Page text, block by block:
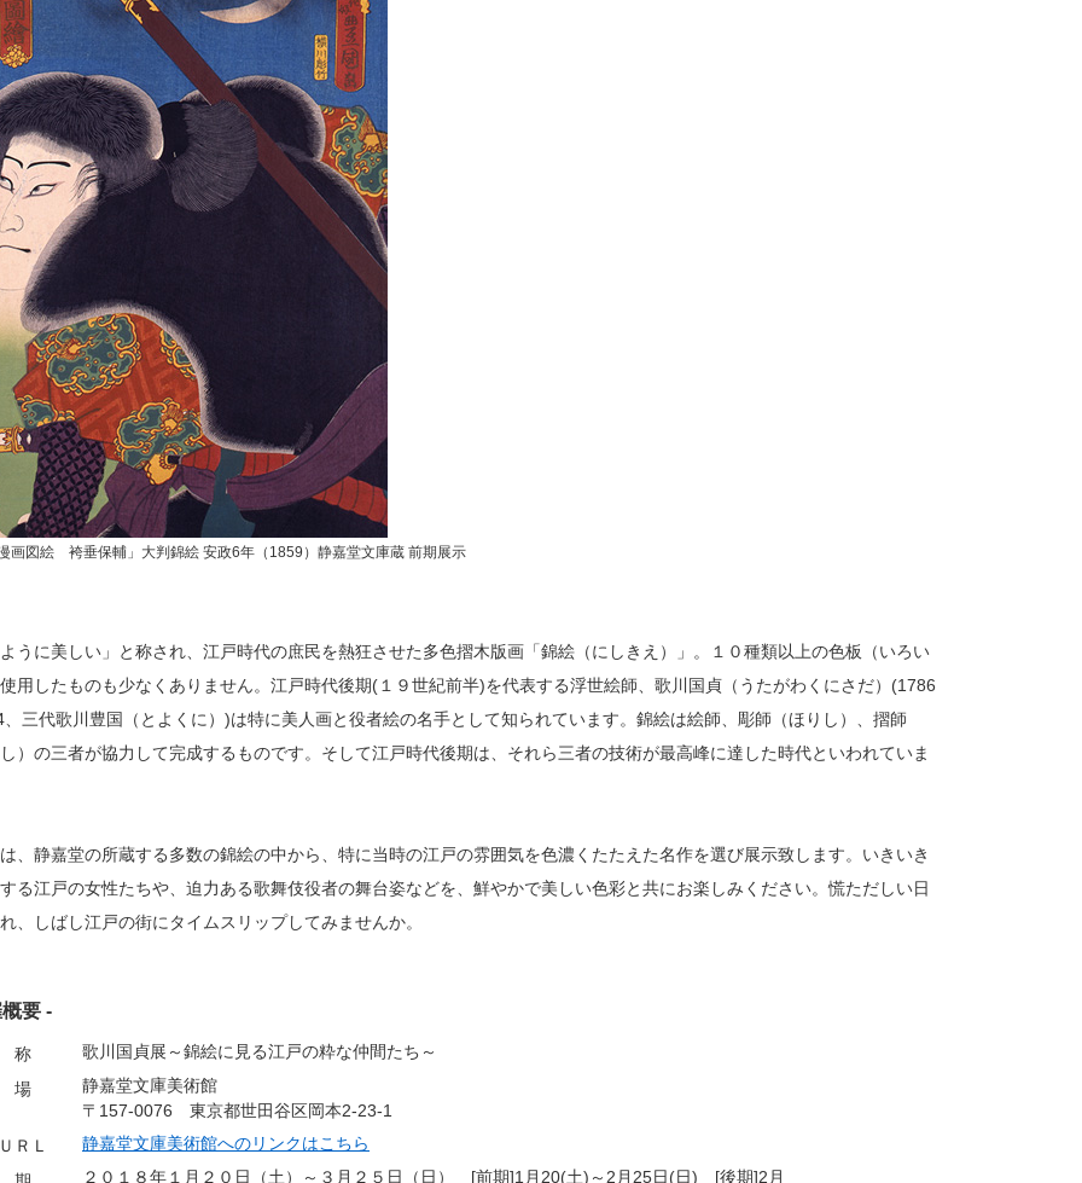
画図絵 袴垂保輔」大判錦絵 安政6年（1859）静嘉堂文庫蔵 前期展示
うに美しい」と称され、江戸時代の庶民を熱狂させた多色摺木版画「錦絵（にしきえ）」。１０種類以上の色板（いろい
用したものも少なくありません。江戸時代後期(１９世紀前半)を代表する浮世絵師、歌川国貞（うたがわくにさだ）(1786
三代歌川豊国（とよくに）)は特に美人画と役者絵の名手として知られています。錦絵は絵師、彫師（ほりし）、摺師
）の三者が協力して完成するものです。そして江戸時代後期は、それら三者の技術が最高峰に達した時代といわれていま
、静嘉堂の所蔵する多数の錦絵の中から、特に当時の江戸の雰囲気を色濃くたたえた名作を選び展示致します。いきいき
る江戸の女性たちや、迫力ある歌舞伎役者の舞台姿などを、鮮やかで美しい色彩と共にお楽しみください。慌ただしい日
、しばし江戸の街にタイムスリップしてみませんか。
要 -
称
歌川国貞展～錦絵に見る江戸の粋な仲間たち～
場
静嘉堂文庫美術館
〒157-0076 東京都世田谷区岡本2-23-1
ＲＬ
静嘉堂文庫美術館へのリンクはこちら
２０１８年１月２０日（土）～３月２５日（日） [前期]1月20(土)～2月25日(日) [後期]2月